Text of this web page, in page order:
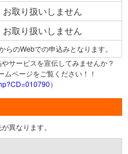
お取り扱いしません
お取り扱いしません
のWebでの申込みとなります。
サービスを宣伝してみませんか？
ページをご覧ください！！
）
異なります。